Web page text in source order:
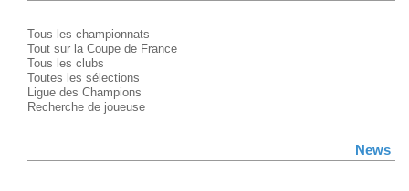
Tous les championnats
Tout sur la Coupe de France
Tous les clubs
Toutes les sélections
Ligue des Champions
Recherche de joueuse
News